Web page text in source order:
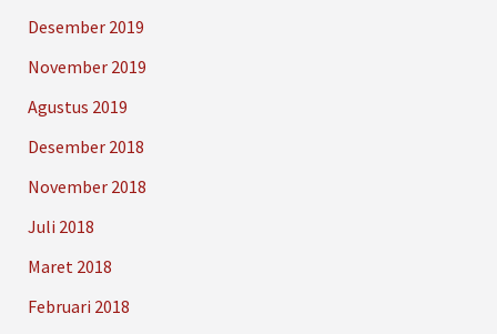
Desember 2019
November 2019
Agustus 2019
Desember 2018
November 2018
Juli 2018
Maret 2018
Februari 2018